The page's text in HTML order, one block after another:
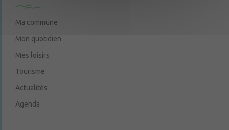
Ma commune
Mon quotidien
Mes loisirs
Tourisme
Actualités
Agenda